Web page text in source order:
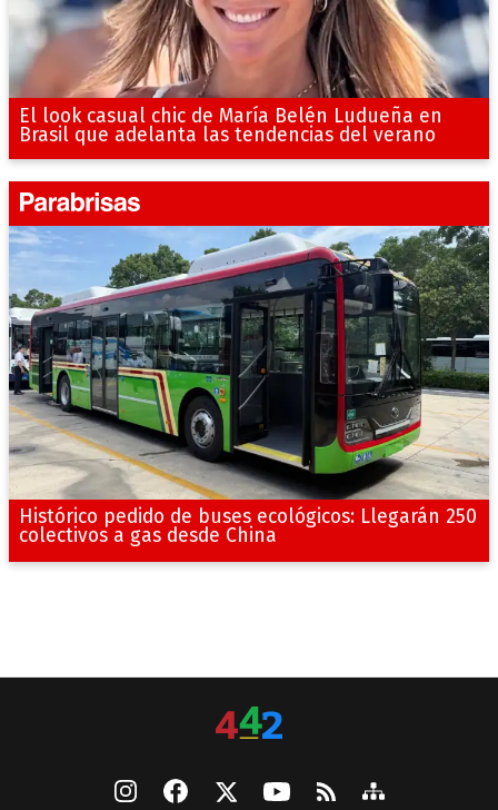
El look casual chic de María Belén Ludueña en
Brasil que adelanta las tendencias del verano
Histórico pedido de buses ecológicos: Llegarán 250
colectivos a gas desde China